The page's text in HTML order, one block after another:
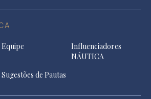
Equipe
Influenciadores
NÁUTICA
Sugestões de Pautas